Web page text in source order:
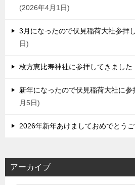
2026年4月1日
3月になったので伏見稲荷大社参拝
日
枚方恵比寿神社に参拝してきました
新年になったので伏見稲荷大社に参
月5日
2026年新年あけましておめでとう
アーカイブ